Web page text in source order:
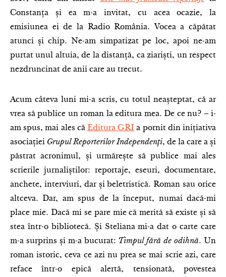
Constanța și ea m-a invitat, cu acea ocazie, la
emisiunea ei de la Radio România. Vocea a căpătat
atunci și chip. Ne-am simpatizat pe loc, apoi ne-am
purtat unul altuia, de la distanță, ca ziariști, un respect
nezdruncinat de anii care au trecut.
Acum câteva luni mi-a scris, cu totul neașteptat, că ar
vrea să publice un roman la editura mea. De ce nu? – i-
am spus, mai ales că Editura GRI a pornit din inițiativa
asociației Grupul Reporterilor Independenți, de la care a și
păstrat acronimul, și urmărește să publice mai ales
scrierile jurnaliștilor: reportaje, eseuri, documentare,
anchete, interviuri, dar și beletristică. Roman sau orice
altceva. Dar, am spus de la început, numai dacă-mi
place mie. Dacă mi se pare mie că merită să existe și să
stea într-o bibliotecă. Și Steliana mi-a dat o carte care
m-a surprins și m-a bucurat: Timpul fără de odihnă. Un
roman istoric, ceva ce azi nu prea se mai scrie azi, care
reface într-o epică alertă, tensionată, povestea